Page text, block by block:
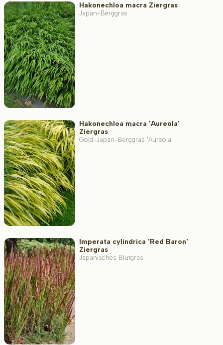
Hakonechloa macra Ziergras
Japan-Berggras
Hakonechloa macra 'Aureola'
Ziergras
Gold-Japan-Berggras 'Aureola'
Imperata cylindrica 'Red Baron'
Ziergras
Japanisches Blutgras